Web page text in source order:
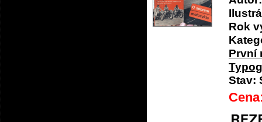
Rok
První
Stav: